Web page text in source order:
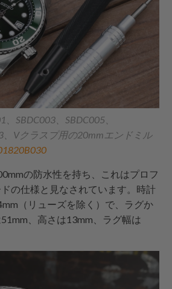
、SBDC003、SBDC005、
、Vクラスプ用の20mmエンドミル
の防水性を持ち、これはプロフ
の仕様と見なされています。時計
（リューズを除く）で、ラグか
、高さは13mm、ラグ幅は